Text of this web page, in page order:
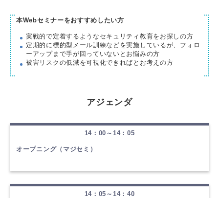
本Webセミナーをおすすめしたい方
実戦的で定着するようなセキュリティ教育をお探しの方
定期的に標的型メール訓練などを実施しているが、フォロ
ーアップまで手が回っていないとお悩みの方
被害リスクの低減を可視化できればとお考えの方
アジェンダ
14：00～14：05
オープニング（マジセミ）
14：05～14：40